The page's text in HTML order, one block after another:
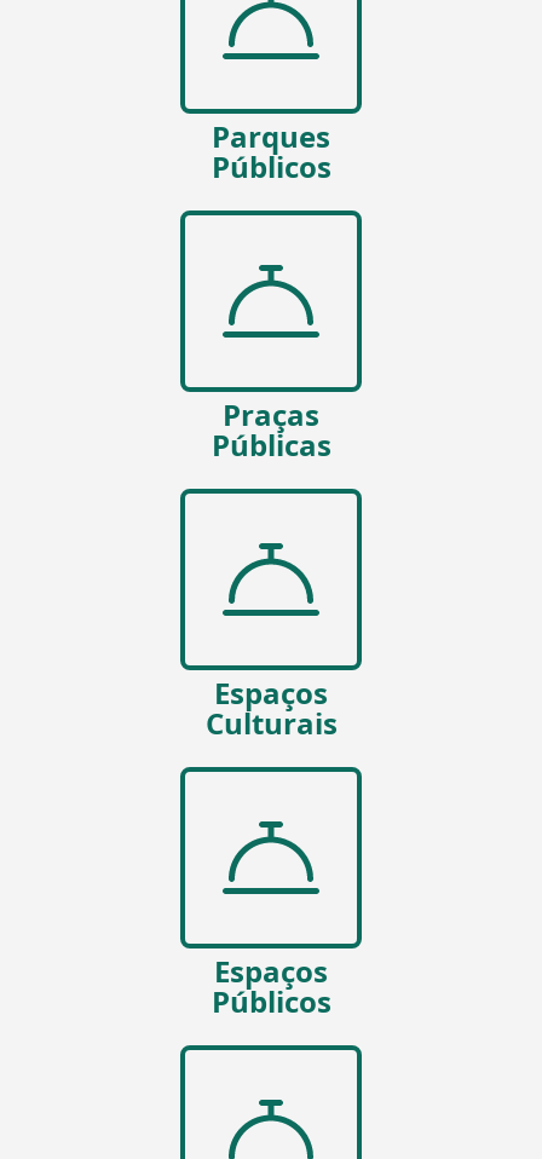
Parques
Públicos
Praças
Públicas
Espaços
Culturais
Espaços
Públicos